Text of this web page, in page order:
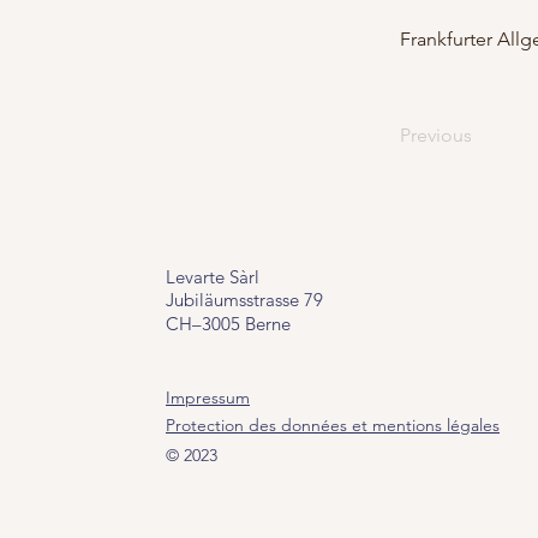
Frankfurter
Previous
Levarte Sàrl
Jubiläumsstrasse 79
CH–3005 Berne
Impressum
Protection des données et mentions légales
© 2023